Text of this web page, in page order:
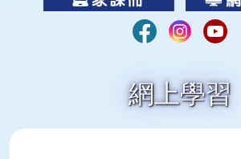
網上學習